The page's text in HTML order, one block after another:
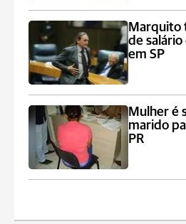
Marquito
de
em SP
Mulher é
marido
PR